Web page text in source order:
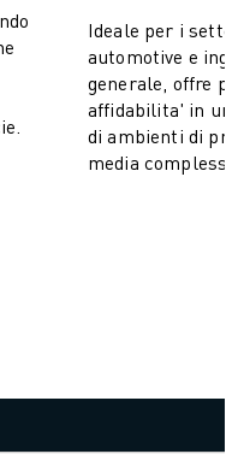
PER AUMENTARE
FANUC
E PACCHI
Ideale per i
automotive e
generale, offre
affidabilita' in
di ambienti di
media